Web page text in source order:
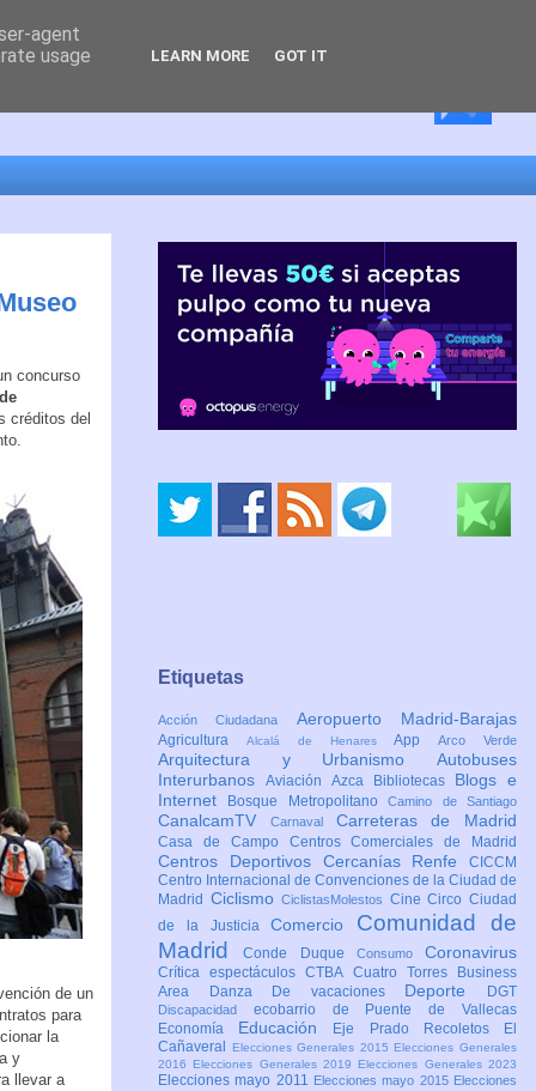
concurso
créditos del
de un
para
la
y
llevar a
Etiquetas
Acción Ciudadana Aeropuerto Madrid-Barajas
Agricultura Alcalá de HenaresAppArco Verde
Arquitectura y Urbanismo Autobuses
Interurbanos Aviación Azca Bibliotecas Blogs e
Internet
Bosque MetropolitanoCamino de Santiago
CanalcamTV Carnaval Carreteras de Madrid
Casa de Campo Centros Comerciales de Madrid
Centros Deportivos Cercanías Renfe CICCM
Centro Internacional de Convenciones de la Ciudad de
Madrid CiclismoCiclistasMolestos CineCircoCiudad
de la JusticiaComercio Comunidad de
MadridConde Duque Consumo Coronavirus
Crítica espectáculosCTBA Cuatro Torres Business
Area
Danza De vacaciones Deporte DGT
Discapacidad ecobarrio de Puente de Vallecas
Economía Educación Eje Prado Recoletos
El
Cañaveral
Elecciones Generales 2015 Elecciones Generales
2016 Elecciones Generales 2019 Elecciones Generales 2023
Elecciones mayo 2011 Elecciones mayo 2015 Elecciones
agent
usage
LEARN MORE GOT IT